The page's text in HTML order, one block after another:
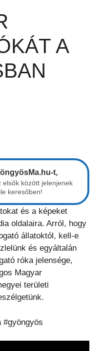
A
t,
között jelenjenek
keresőben!
és a képeket
oldalaira. Arról, hogy
állatoktól, kell-e
és egyáltalán
róka jelensége,
Magyar
területi
#gyöngyös